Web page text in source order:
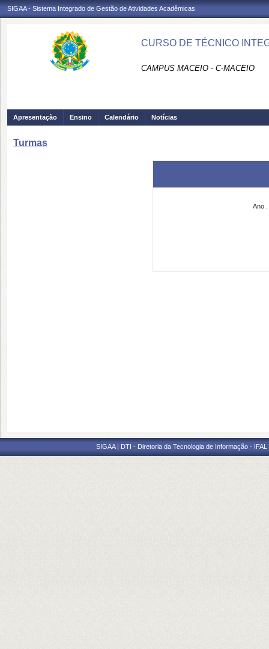
SIGAA - Sistema Integrado de Gestão de Atividades Acadêmicas
CURSO DE TÉCNICO
CAMPUS MACEIO - C-MACEIO
Apresentação Ensino Calendário Notícias
Turmas
Ano
SIGAA | DTI - Diretoria da Tecnologia de Informação -